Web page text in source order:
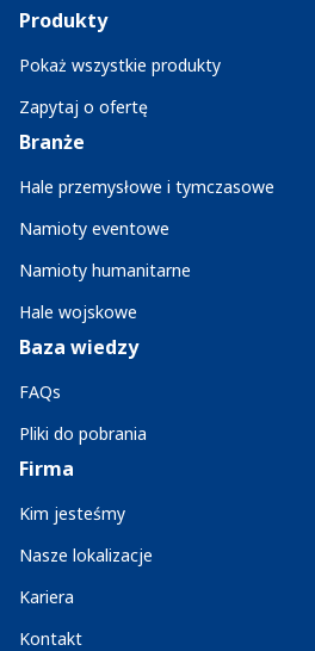
Produkty
Pokaż wszystkie produkty
Zapytaj o ofertę
Branże
Hale przemysłowe i tymczasowe
Namioty eventowe
Namioty humanitarne
Hale wojskowe
Baza wiedzy
FAQs
Pliki do pobrania
Firma
Kim jesteśmy
Nasze lokalizacje
Kariera
Kontakt